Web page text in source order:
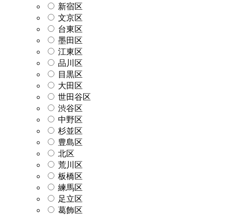
新宿区
文京区
台東区
墨田区
江東区
品川区
目黒区
大田区
世田谷区
渋谷区
中野区
杉並区
豊島区
北区
荒川区
板橋区
練馬区
足立区
葛飾区